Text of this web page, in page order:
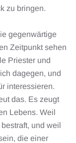
zu bringen.
gegenwärtige
Zeitpunkt sehen
Priester und
dagegen, und
interessieren.
das. Es zeugt
Lebens. Weil
und weil
die einer